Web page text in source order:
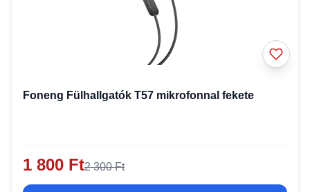
Foneng Fülhallgatók T57 mikrofonnal fekete
1 800 Ft2 300 Ft